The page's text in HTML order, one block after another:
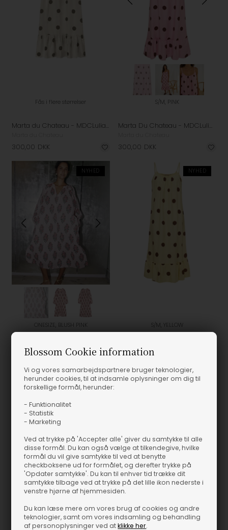
Blossom Cookie information
Vi og vores samarbejdspartnere bruger teknologier,
herunder cookies, til at indsamle oplysninger om dig til
forskellige formål, herunder:
- Funktionalitet
- Statistik
- Marketing
Ved at trykke på 'Accepter alle' giver du samtykke til alle
disse formål. Du kan også vælge at tilkendegive, hvilke
formål du vil give samtykke til ved at benytte
checkboksene ud for formålet, og derefter trykke på
'Opdater samtykke'. Du kan til enhver tid trække dit
samtykke tilbage ved at trykke på det lille ikon nederste i
venstre hjørne af hjemmesiden.
Du kan læse mere om vores brug af cookies og andre
teknologier, samt om vores indsamling og behandling
af personoplysninger ved atklikke her.
Fås i flere størrelser
Marta du Chateau - MDCLuliana Kjole - Beige
300,00 DKK
S/M, PINK
Marta Du Chateau - MDCLuliana Kjole - Pink
300,00 DKK
NYHED
ONESIZE, BLUSH PINK
Sissel Edelbo - Lara Kjole - Blush Pink
Sissel Edelbo
1.200,00 DKK
NYHED
S/M, YELLOW
Marta du Chateau
300,00 DKK